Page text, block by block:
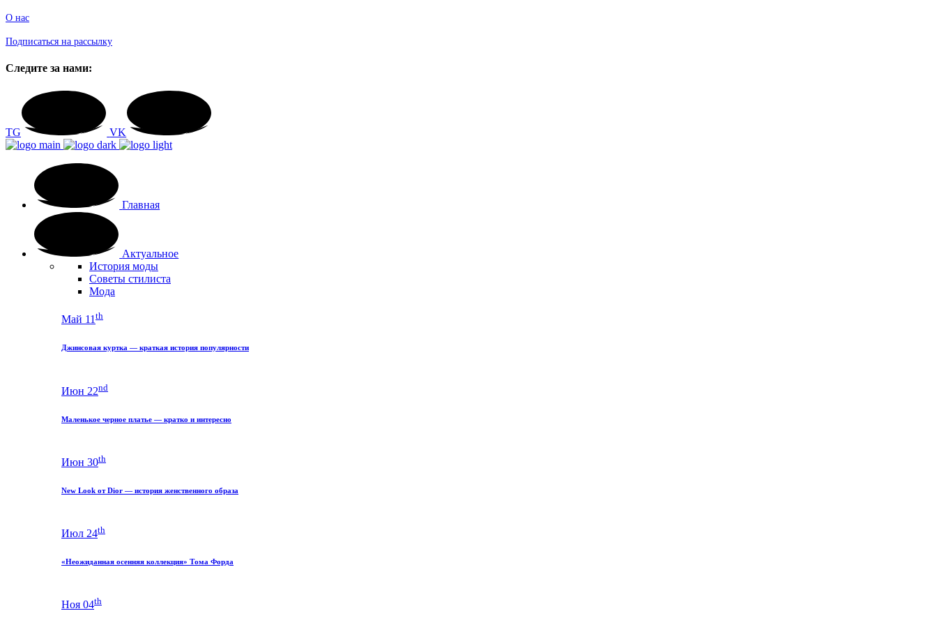
О нас
Подписаться на рассылку
Следите за нами:
TG VK
Главная
Актуальное
История моды
Советы стилиста
Мода
Май 11th
Джинсовая куртка — краткая история популярности
Июн 22nd
Маленькое черное платье — кратко и интересно
Июн 30th
New Look от Dior — история женственного образа
Июл 24th
«Неожиданная осенняя коллекция» Тома Форда
Ноя 04th